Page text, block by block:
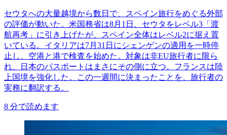
セウタへの大量越境から数日で、スペイン旅行をめぐる外部
の評価が動いた。米国務省は8月1日、セウタをレベル3「渡
航再考」に引き上げたが、スペイン全体はレベル2に据え置
いている。イタリアは7月31日にシェンゲンの適用を一時停
止し、空港と港で検査を始めた。対象は非EU旅行者に限ら
れ、日本のパスポートはまさにその側に立つ。フランスは陸
上国境を強化した。この一週間に決まったことを、旅行者の
実務に翻訳する。
8 分で読めます